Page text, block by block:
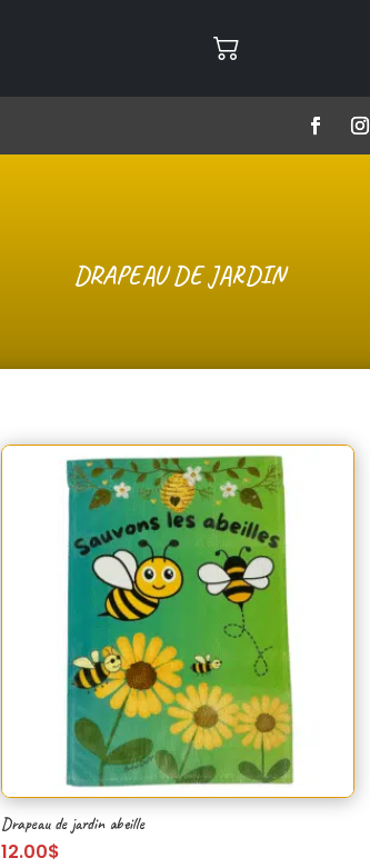
DRAPEAU DE JARDIN
Drapeau de jardin abeille
12.00$